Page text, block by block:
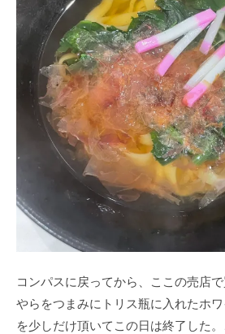
コンパスに戻ってから、ここの売店
やらをつまみにトリス瓶に入れたホ
を少しだけ頂いてこの日は終了した